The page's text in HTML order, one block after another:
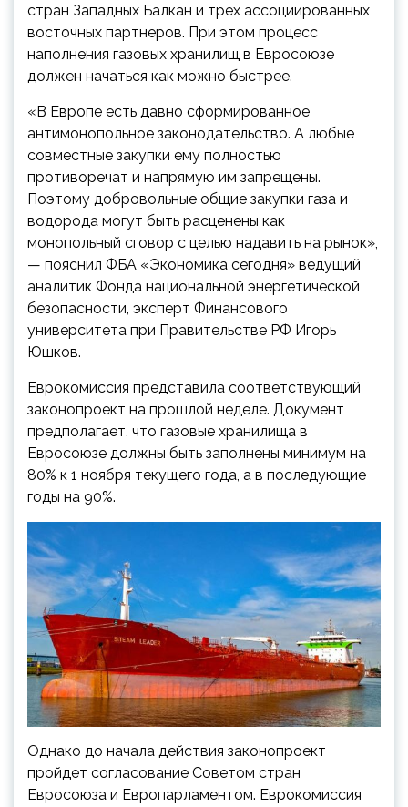
стран Западных Балкан и трех ассоциированных
восточных партнеров. При этом процесс
наполнения газовых хранилищ в Евросоюзе
должен начаться как можно быстрее.
«В Европе есть давно сформированное
антимонопольное законодательство. А любые
совместные закупки ему полностью
противоречат и напрямую им запрещены.
Поэтому добровольные общие закупки газа и
водорода могут быть расценены как
монопольный сговор с целью надавить на рынок»,
— пояснил ФБА «Экономика сегодня» ведущий
аналитик Фонда национальной энергетической
безопасности, эксперт Финансового
университета при Правительстве РФ Игорь
Юшков.
Еврокомиссия представила соответствующий
законопроект на прошлой неделе. Документ
предполагает, что газовые хранилища в
Евросоюзе должны быть заполнены минимум на
80% к 1 ноября текущего года, а в последующие
годы на 90%.
Однако до начала действия законопроект
пройдет согласование Советом стран
Евросоюза и Европарламентом. Еврокомиссия